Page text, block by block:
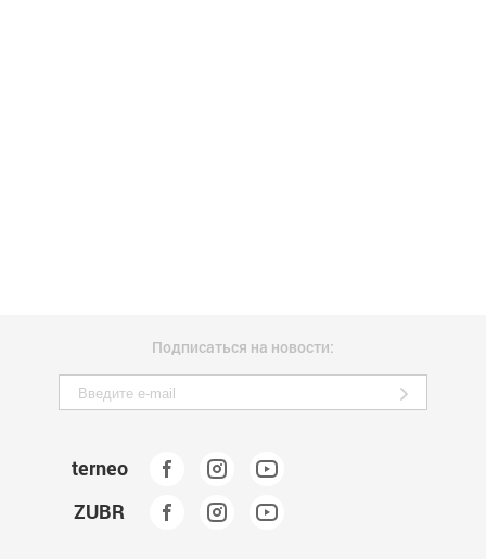
Подписаться на новости:
terneo
ZUBR